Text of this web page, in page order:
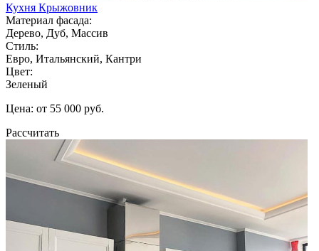
Кухня Крыжовник
Материал фасада:
Дерево, Дуб, Массив
Стиль:
Евро, Итальянский, Кантри
Цвет:
Зеленый
Цена: от 55 000 руб.
Рассчитать